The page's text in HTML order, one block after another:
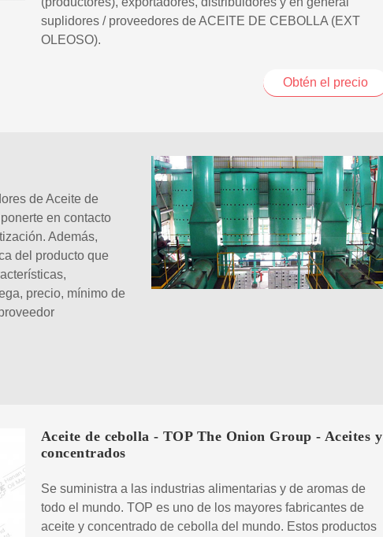
suplidores / proveedores de ACEITE DE CEBOLLA (EXT
OLEOSO).
Obtén el precio
de Aceite de
en contacto
Además,
del producto que
precio, mínimo de
Aceite de cebolla - TOP The Onion Group - Aceites y
concentrados
Se suministra a las industrias alimentarias y de aromas de
todo el mundo. TOP es uno de los mayores fabricantes de
aceite y concentrado de cebolla del mundo. Estos productos